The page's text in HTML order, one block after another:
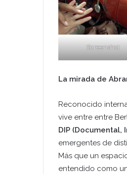
Screenshot
La mirada de
Reconocido
vive entre entre
DIP (Documental,
emergentes de
Más que un
entendido como